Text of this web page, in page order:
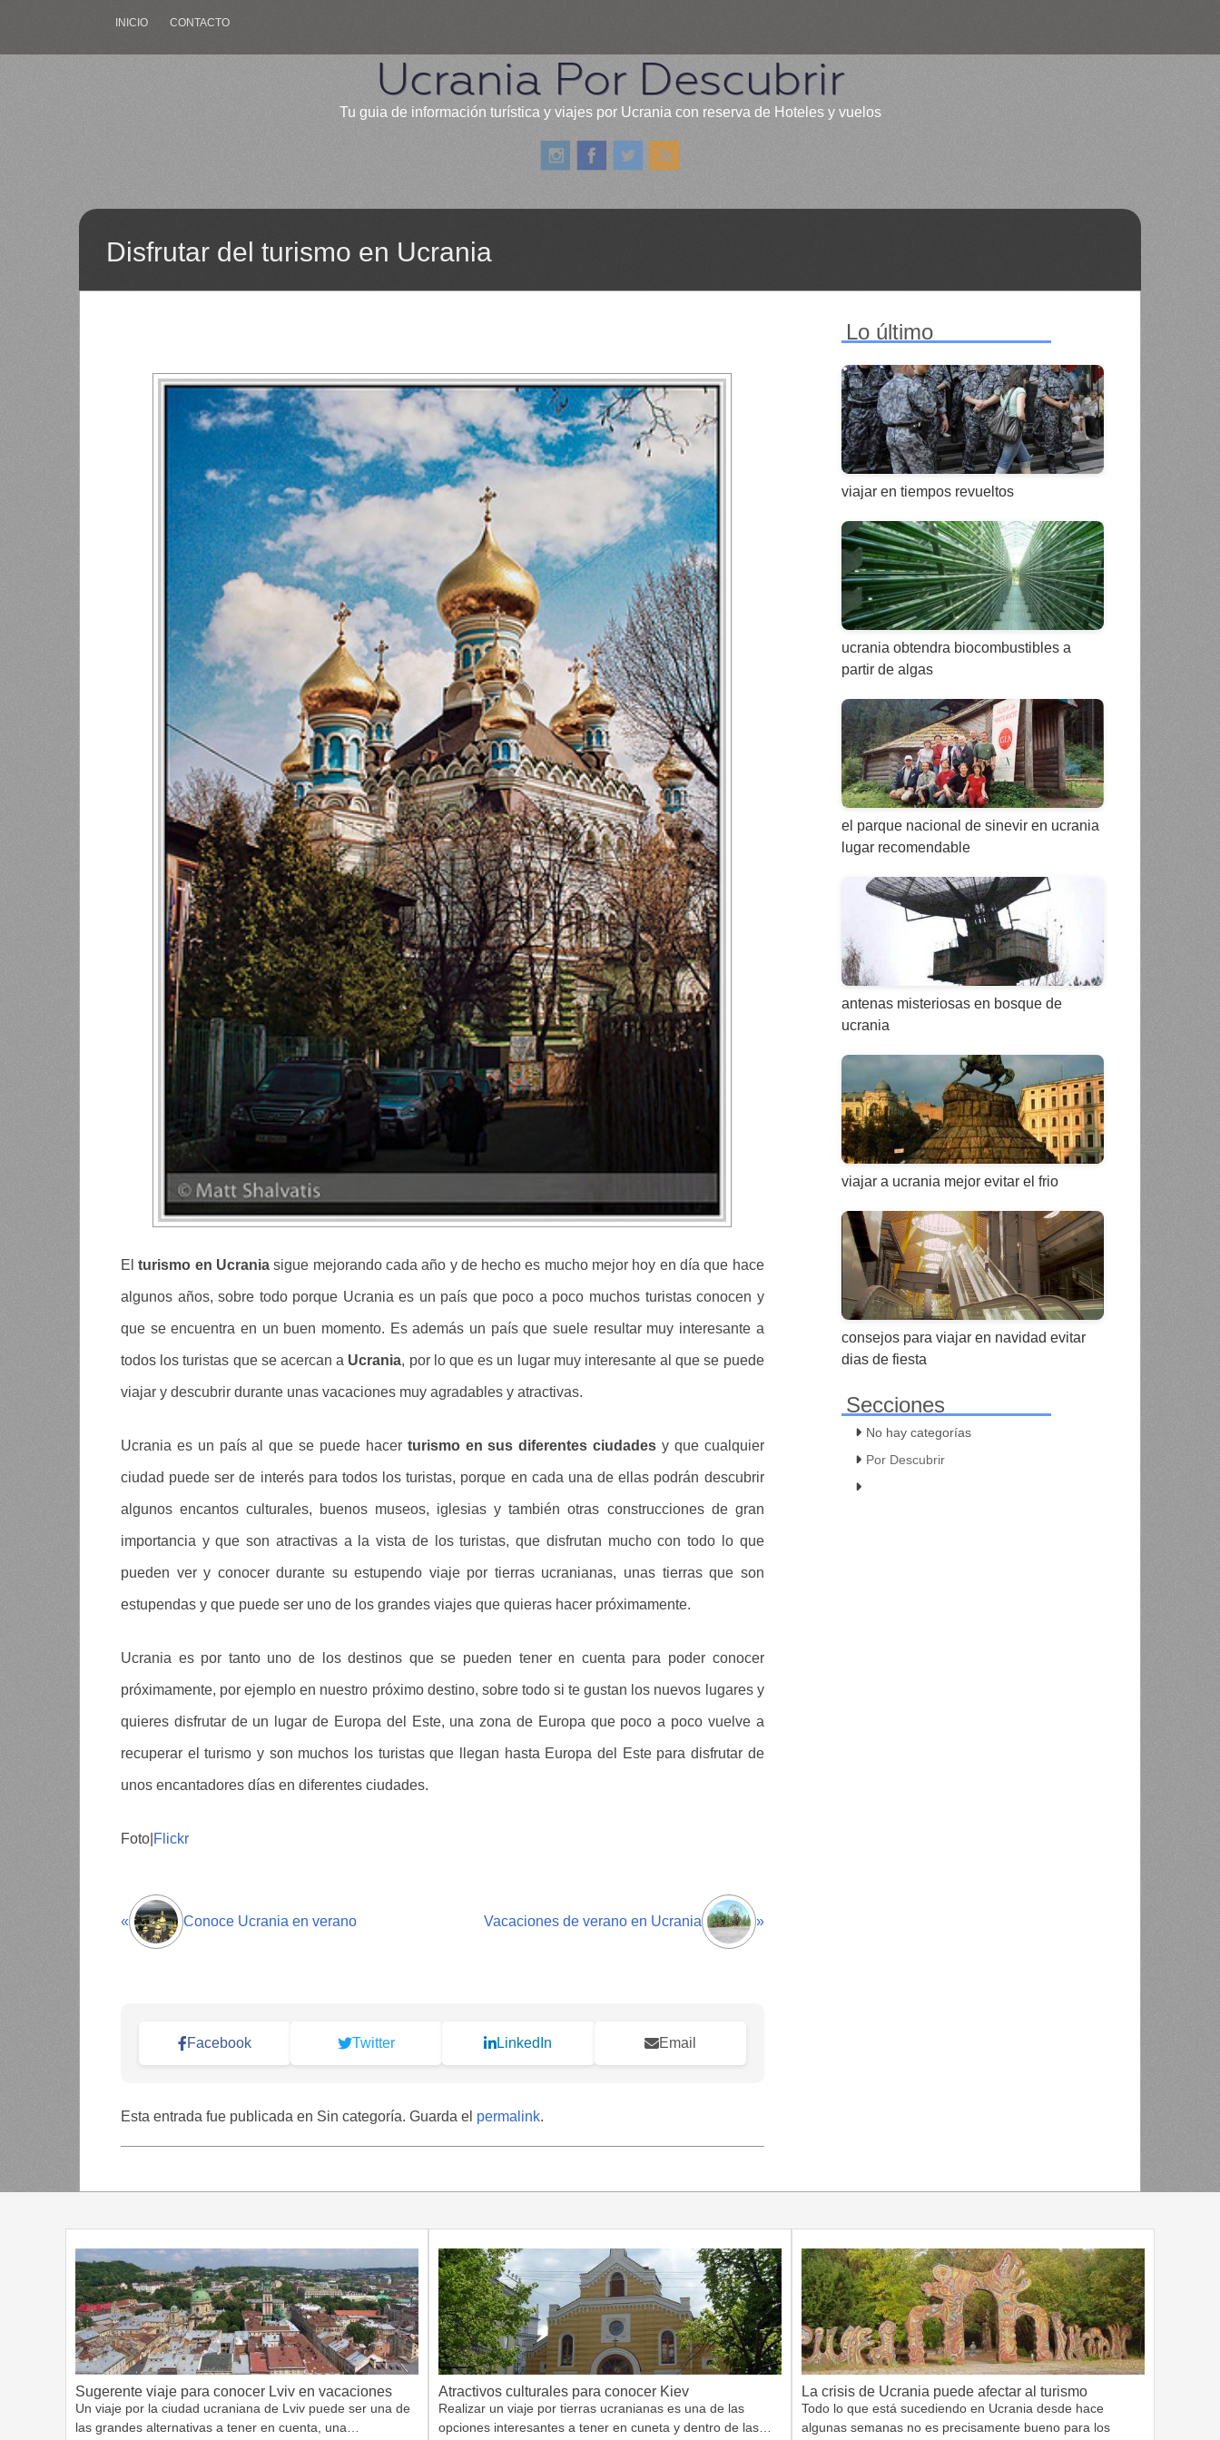
INICIO CONTACTO
Ucrania Por Descubrir
Tu guia de información turística y viajes por Ucrania con reserva de Hoteles y vuelos
Disfrutar del turismo en Ucrania
Elturismo en Ucraniasigue mejorando cada año y de hecho es mucho mejor hoy en día que hace
algunos años, sobre todo porque Ucrania es un país que poco a poco muchos turistas conocen y
que se encuentra en un buen momento. Es además un país que suele resultar muy interesante a
todos los turistas que se acercan a Ucrania, por lo que es un lugar muy interesante al que se puede
viajar y descubrir durante unas vacaciones muy agradables y atractivas.
Ucrania es un país al que se puede hacer turismo en sus diferentes ciudades y que cualquier
ciudad puede ser de interés para todos los turistas, porque en cada una de ellas podrán descubrir
algunos encantos culturales, buenos museos, iglesias y también otras construcciones de gran
importancia y que son atractivas a la vista de los turistas, que disfrutan mucho con todo lo que
pueden ver y conocer durante su estupendo viaje por tierras ucranianas, unas tierras que son
estupendas y que puede ser uno de los grandes viajes que quieras hacer próximamente.
Ucrania es por tanto uno de los destinos que se pueden tener en cuenta para poder conocer
próximamente, por ejemplo en nuestro próximo destino, sobre todo si te gustan los nuevos lugares y
quieres disfrutar de un lugar de Europa del Este, una zona de Europa que poco a poco vuelve a
recuperar el turismo y son muchos los turistas que llegan hasta Europa del Este para disfrutar de
unos encantadores días en diferentes ciudades.
Foto| Flickr
« Conoce Ucrania en verano Vacaciones de verano en Ucrania »
Facebook Twitter LinkedIn Email
Esta entrada fue publicada en Sin categoría. Guarda el permalink.
Lo último
viajar en tiempos revueltos
ucrania obtendra biocombustibles a
partir de algas
el parque nacional de sinevir en ucrania
lugar recomendable
antenas misteriosas en bosque de
ucrania
viajar a ucrania mejor evitar el frio
consejos para viajar en navidad evitar
dias de fiesta
Secciones
No hay categorías
Por Descubrir
Sugerente viaje para conocer Lviv en vacaciones
Un viaje por la ciudad ucraniana de Lviv puede ser una de
las grandes alternativas a tener en cuenta, una…
Atractivos culturales para conocer Kiev
Realizar un viaje por tierras ucranianas es una de las
opciones interesantes a tener en cuneta y dentro de las…
La crisis de Ucrania puede afectar al turismo
Todo lo que está sucediendo en Ucrania desde hace
algunas semanas no es precisamente bueno para los